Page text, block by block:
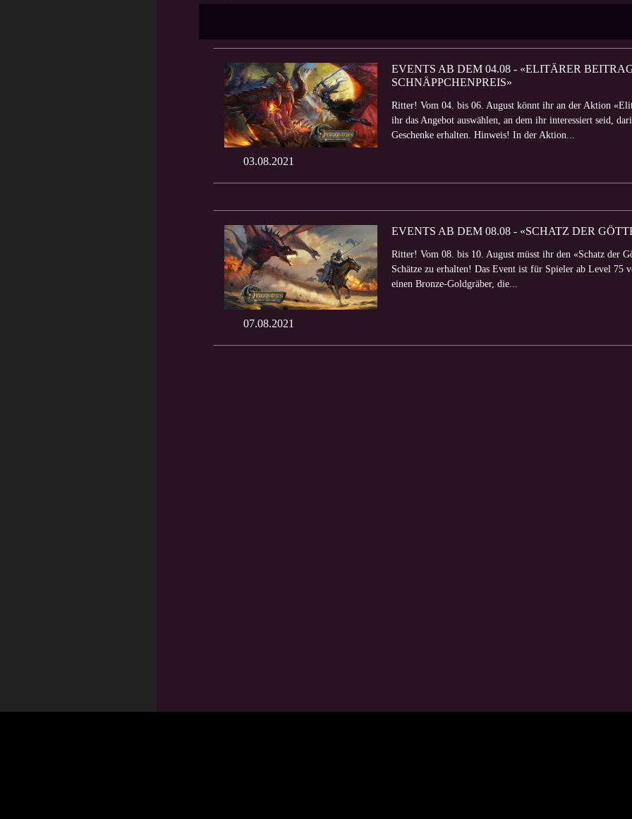
03.08.2021
EVENTS AB DEM 04.08 - «ELITÄRER
SCHNÄPPCHENPREIS»
Ritter! Vom 04. bis 06. August könnt ihr an der Aktion
ihr das Angebot auswählen, an dem ihr interessiert seid,
Geschenke erhalten. Hinweis! In der Aktion...
07.08.2021
EVENTS AB DEM 08.08 - «SCHATZ DER
Ritter! Vom 08. bis 10. August müsst ihr den «Schatz der
Schätze zu erhalten! Das Event ist für Spieler ab Level 75
einen Bronze-Goldgräber, die...